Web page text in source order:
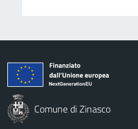
Comune di Zinasco